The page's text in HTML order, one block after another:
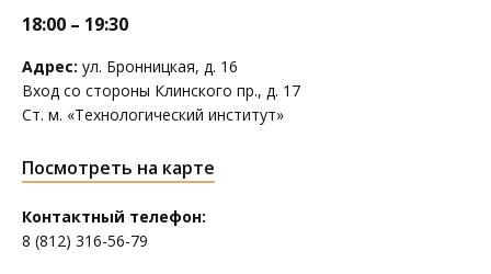
18:00 – 19:30
Адрес: ул. Бронницкая, д. 16
Вход со стороны Клинского пр., д. 17
Ст. м. «Технологический институт»
Посмотреть на карте
Контактный телефон:
8 (812) 316-56-79